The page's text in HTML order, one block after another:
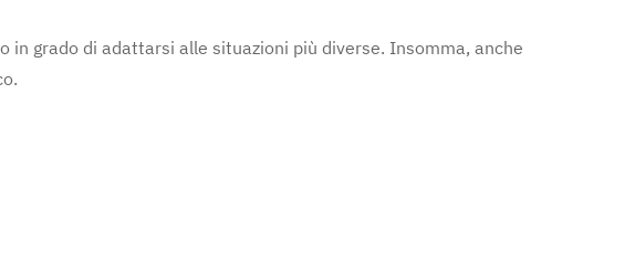
grado di adattarsi alle situazioni più diverse. Insomma, anche